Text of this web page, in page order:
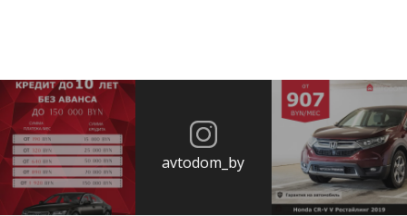
avtodom_by